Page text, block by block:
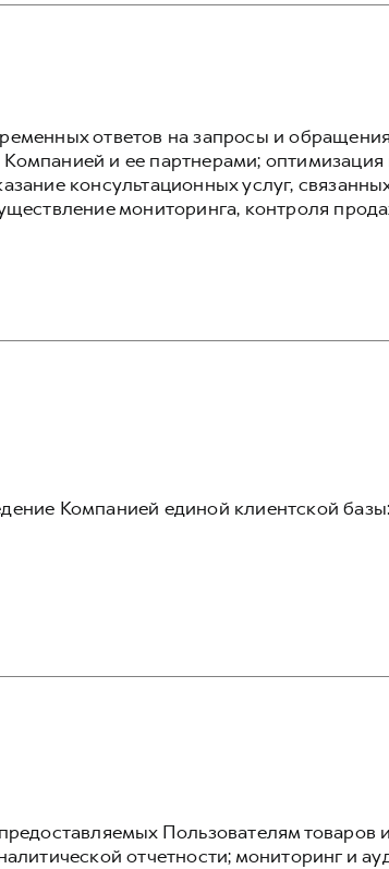
ответов на запросы и
и ее партнерами; оптимизация
консультационных услуг,
мониторинга, контроля
Компанией единой клиентской базы:
Пользователям товаров
отчетности; мониторинг и